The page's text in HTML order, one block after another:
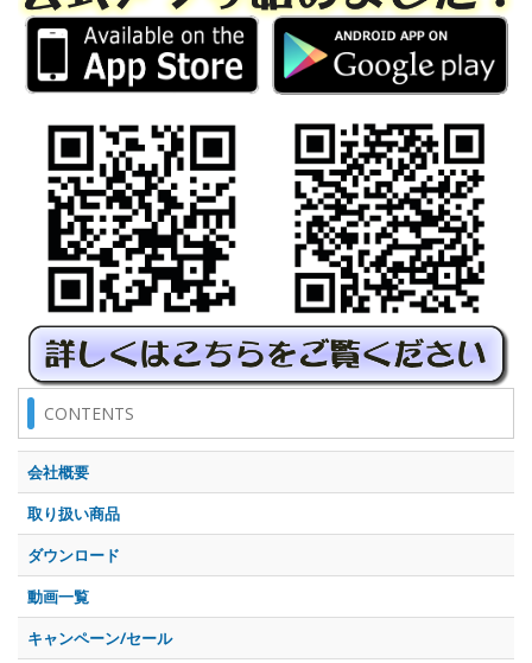
CONTENTS
会社概要
取り扱い商品
ダウンロード
動画一覧
キャンペーン/セール